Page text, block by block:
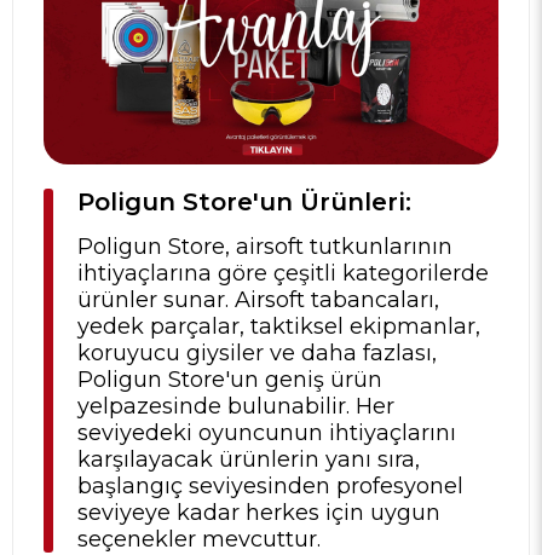
Poligun Store'un Ürünleri:
Poligun Store, airsoft tutkunlarının
ihtiyaçlarına göre çeşitli kategorilerde
ürünler sunar. Airsoft tabancaları,
yedek parçalar, taktiksel ekipmanlar,
koruyucu giysiler ve daha fazlası,
Poligun Store'un geniş ürün
yelpazesinde bulunabilir. Her
seviyedeki oyuncunun ihtiyaçlarını
karşılayacak ürünlerin yanı sıra,
başlangıç seviyesinden profesyonel
seviyeye kadar herkes için uygun
seçenekler mevcuttur.